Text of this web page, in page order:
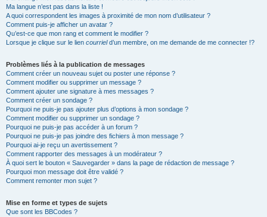
Ma langue n’est pas dans la liste !
A quoi correspondent les images à proximité de mon nom d’utilisateur ?
Comment puis-je afficher un avatar ?
Qu’est-ce que mon rang et comment le modifier ?
Lorsque je clique sur le lien courrield’un membre, on me demande de me connecter !?
Problèmes liés à la publication de messages
Comment créer un nouveau sujet ou poster une réponse ?
Comment modifier ou supprimer un message ?
Comment ajouter une signature à mes messages ?
Comment créer un sondage ?
Pourquoi ne puis-je pas ajouter plus d’options à mon sondage ?
Comment modifier ou supprimer un sondage ?
Pourquoi ne puis-je pas accéder à un forum ?
Pourquoi ne puis-je pas joindre des fichiers à mon message ?
Pourquoi ai-je reçu un avertissement ?
Comment rapporter des messages à un modérateur ?
À quoi sert le bouton « Sauvegarder » dans la page de rédaction de message ?
Pourquoi mon message doit être validé ?
Comment remonter mon sujet ?
Mise en forme et types de sujets
Que sont les BBCodes ?